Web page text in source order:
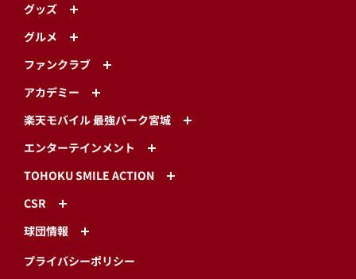
グッズ
グルメ
ファンクラブ
アカデミー
楽天モバイル 最強パーク宮城
エンターテインメント
TOHOKU SMILE ACTION
CSR
球団情報
プライバシーポリシー